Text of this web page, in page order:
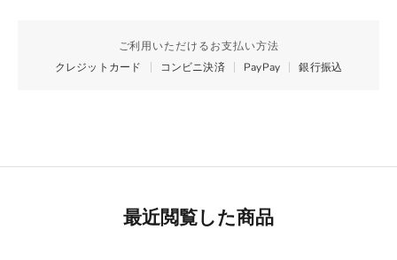
ご利用いただけるお支払い方法
クレジットカード
コンビニ決済 PayPay 銀行振込
最近閲覧した商品